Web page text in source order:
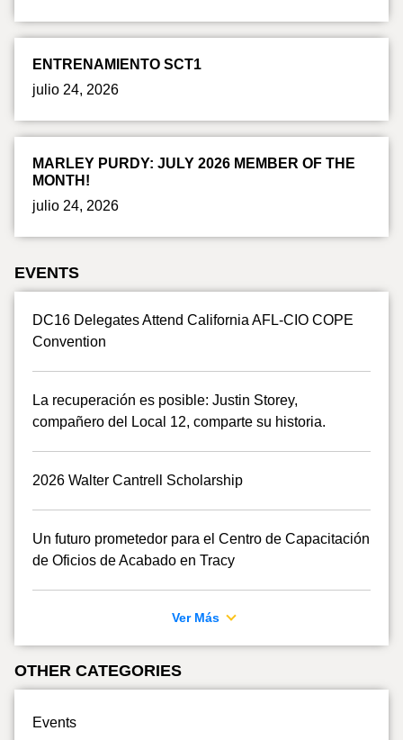
ENTRENAMIENTO SCT1
julio 24, 2026
MARLEY PURDY: JULY 2026 MEMBER OF THE
MONTH!
julio 24, 2026
EVENTS
DC16 Delegates Attend California AFL-CIO COPE
Convention
La recuperación es posible: Justin Storey,
compañero del Local 12, comparte su historia.
2026 Walter Cantrell Scholarship
Un futuro prometedor para el Centro de Capacitación
de Oficios de Acabado en Tracy
Ver Más
OTHER CATEGORIES
Events